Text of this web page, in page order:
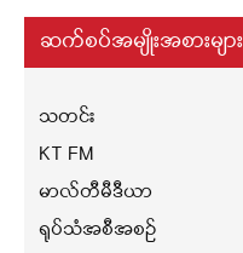
ဆက်စပ်အမျိုးအစားများ
သတင်း
KT FM
မာလ်တီမီဒီယာ
ရုပ်သံအစီအစဉ်